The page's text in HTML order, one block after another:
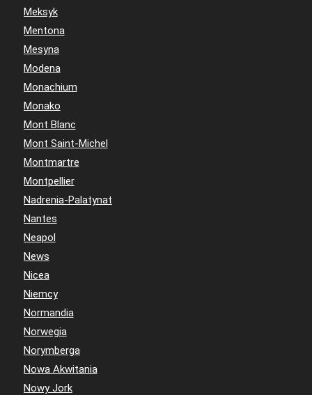
Meksyk
Mentona
Mesyna
Modena
Monachium
Monako
Mont Blanc
Mont Saint-Michel
Montmartre
Montpellier
Nadrenia-Palatynat
Nantes
Neapol
News
Nicea
Niemcy
Normandia
Norwegia
Norymberga
Nowa Akwitania
Nowy Jork